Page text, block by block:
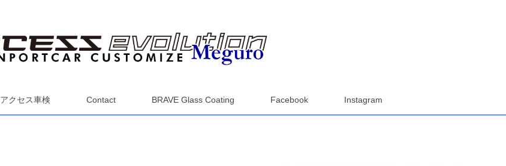
アクセス車検 Contact BRAVE Glass Coating Facebook Instagram